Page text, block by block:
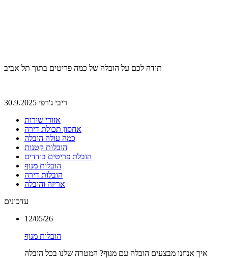
תודה לכם על הובלה של כמה פריטים בתוך תל אביב
ריבי ג'רפי 30.9.2025
אזורי שירות
אחסון תכולת דירה
כמה עולה הובלה
הובלות קטנות
הובלת פריטים בודדים
הובלות מנוף
הובלות דירה
אריזה והובלה
עדכונים
12/05/26
הובלות מנוף
איך אנחנו מבצעים הובלה עם מנוף? המטרה שלנו בכל הובלה